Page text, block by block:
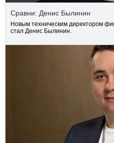
Сравни: Денис Былинин
Новым техническим директором
стал Денис Былинин.